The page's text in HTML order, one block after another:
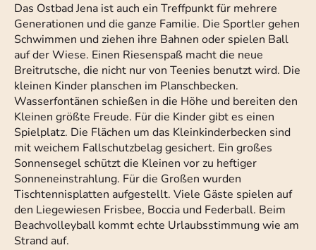
Das Ostbad Jena ist auch ein Treffpunkt für mehrere
Generationen und die ganze Familie. Die Sportler gehen
Schwimmen und ziehen ihre Bahnen oder spielen Ball
auf der Wiese. Einen Riesenspaß macht die neue
Breitrutsche, die nicht nur von Teenies benutzt wird. Die
kleinen Kinder planschen im Planschbecken.
Wasserfontänen schießen in die Höhe und bereiten den
Kleinen größte Freude. Für die Kinder gibt es einen
Spielplatz. Die Flächen um das Kleinkinderbecken sind
mit weichem Fallschutzbelag gesichert. Ein großes
Sonnensegel schützt die Kleinen vor zu heftiger
Sonneneinstrahlung. Für die Großen wurden
Tischtennisplatten aufgestellt. Viele Gäste spielen auf
den Liegewiesen Frisbee, Boccia und Federball. Beim
Beachvolleyball kommt echte Urlaubsstimmung wie am
Strand auf.